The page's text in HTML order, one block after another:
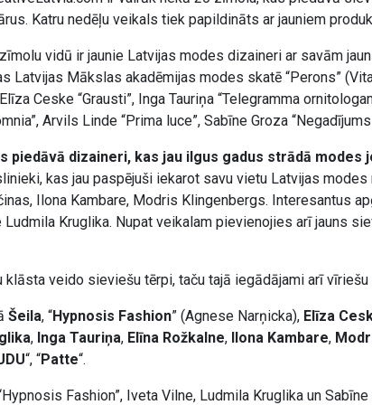
Katru nedēļu veikals tiek papildināts ar jauniem
vidū ir jaunie Latvijas modes dizaineri ar savām
Latvijas Mākslas akadēmijas modes skatē “Perons”
Ceske “Grausti”, Inga Tauriņa “Telegramma
Arvils Linde “Prima luce”, Sabīne Groza
piedāvā dizaineri, kas jau ilgus gadus strādā modes
kas jau paspējuši iekarot savu vietu Latvijas modes
Ilona Kambare, Modris Klingenbergs. Interesantus
Kruglika. Nupat veikalam pievienojies arī jauns
veido sieviešu tērpi, taču tajā iegādājami arī vīriešu
Šeila, “Hypnosis Fashion” (Agnese Narņicka), Elīza
, Inga Tauriņa, Elīna Rožkalne, Ilona Kambare,
“, “Patte“.
Fashion”, Iveta Vilne, Ludmila Kruglika un Sabīne